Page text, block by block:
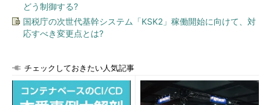
どう制御する?
国税庁の次世代基幹システム「KSK2」稼働開始に向けて、対
応すべき変更点とは?
チェックしておきたい人気記事